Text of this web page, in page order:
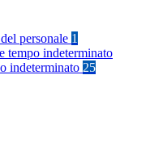
personale 1
tempo indeterminato
indeterminato 25